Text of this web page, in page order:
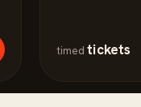
timedtickets